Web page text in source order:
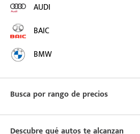
AUDI
BAIC
BMW
BUICK
BYD
CADILLAC
Busca por rango de precios
Descubre qué autos te alcanzan